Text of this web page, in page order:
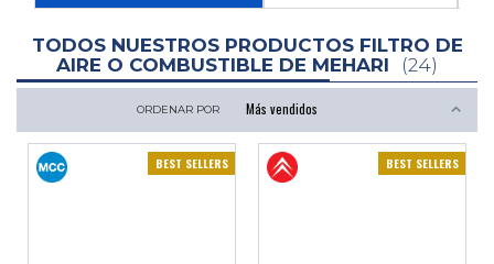
TODOS NUESTROS PRODUCTOS FILTRO DE
AIRE O COMBUSTIBLE DE MEHARI
(24)
ORDENAR POR
BEST SELLERS BEST SELLERS